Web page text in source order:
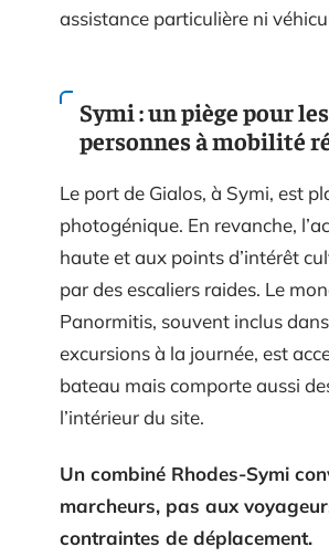
assistance particulière ni
Symi : un piège pour les
personnes à mobilité
Le port de Gialos, à Symi, est
photogénique. En revanche,
haute et aux points d’intérêt
par des escaliers raides. Le
Panormitis, souvent inclus
excursions à la journée, est
bateau mais comporte aussi
l’intérieur du site.
Un combiné Rhodes-Symi
marcheurs, pas aux
contraintes de déplacement.